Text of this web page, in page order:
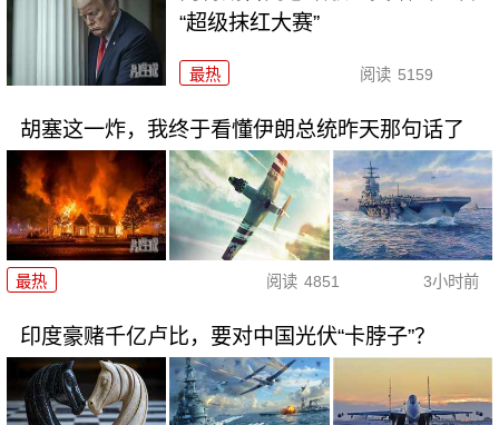
“超级抹红大赛”
最热 阅读 5159
胡塞这一炸，我终于看懂伊朗总统昨天那句话了
最热 阅读 4851 3小时前
印度豪赌千亿卢比，要对中国光伏“卡脖子”？